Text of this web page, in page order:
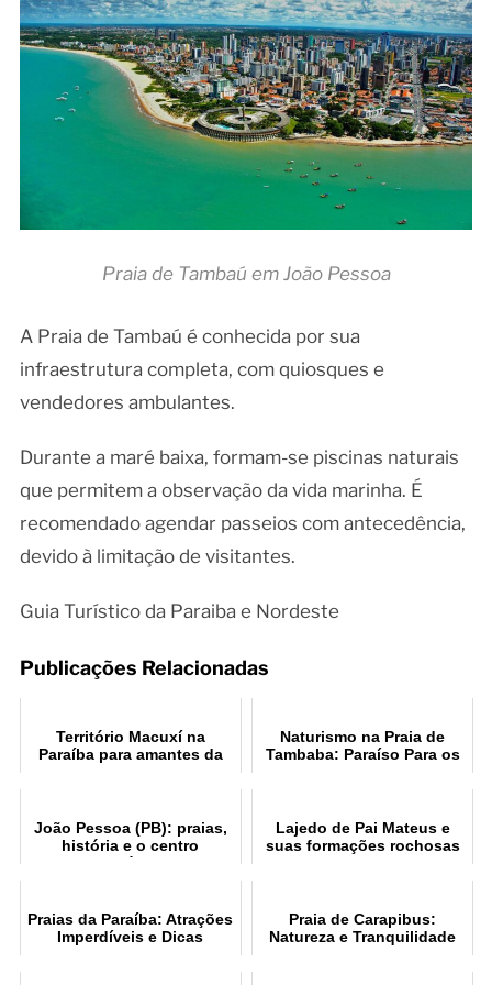
Praia de Tambaú em João Pessoa
A Praia de Tambaú é conhecida por sua
infraestrutura completa, com quiosques e
vendedores ambulantes.
Durante a maré baixa, formam-se piscinas naturais
que permitem a observação da vida marinha. É
recomendado agendar passeios com antecedência,
devido à limitação de visitantes.
Guia Turístico da Paraiba e Nordeste
Publicações Relacionadas
Território Macuxí na
Paraíba para amantes da
Naturismo na Praia de
Tambaba: Paraíso Para os
João Pessoa (PB): praias,
história e o centro
histórico
Lajedo de Pai Mateus e
suas formações rochosas
Praias da Paraíba: Atrações
Imperdíveis e Dicas
Praia de Carapibus:
Natureza e Tranquilidade